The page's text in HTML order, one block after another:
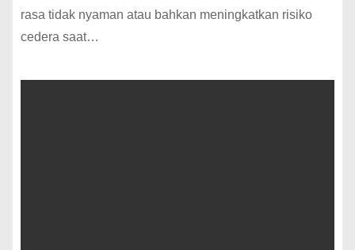
rasa tidak nyaman atau bahkan meningkatkan risiko
cedera saat…